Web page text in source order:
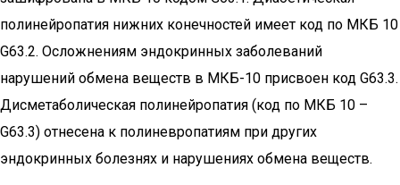
полинейропатия нижних конечностей имеет код по МКБ 10
G63.2. Осложнениям эндокринных заболеваний
нарушений обмена веществ в МКБ-10 присвоен код G63.3.
Дисметаболическая полинейропатия (код по МКБ 10 –
G63.3) отнесена к полиневропатиям при других
эндокринных болезнях и нарушениях обмена веществ.